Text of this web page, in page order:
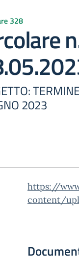
328
2023
https://
content/